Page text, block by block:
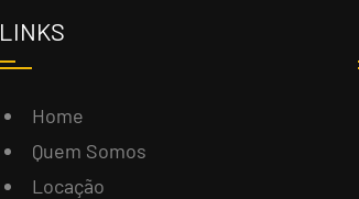
LINKS
Home
Quem Somos
Locação